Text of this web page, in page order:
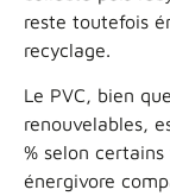
reste toutefois
recyclage.
Le PVC, bien
renouvelables,
% selon
énergivore